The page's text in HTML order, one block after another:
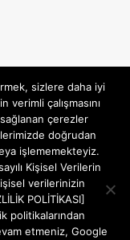
sizlere daha iyi
verimli çalışmasını
çerezler
doğrudan
işlememekteyiz.
Kişisel Verilerin
verilerinizin
POLİTİKASI]
politikalarından
etmeniz, Google